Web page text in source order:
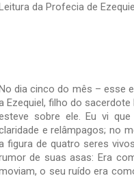
da Profecia de
dia cinco do mês – esse
Ezequiel, filho do
sobre ele. Eu vi
e relâmpagos; no
figura de quatro seres
de suas asas: Era
o seu ruído era